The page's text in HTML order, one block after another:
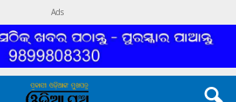
Ads